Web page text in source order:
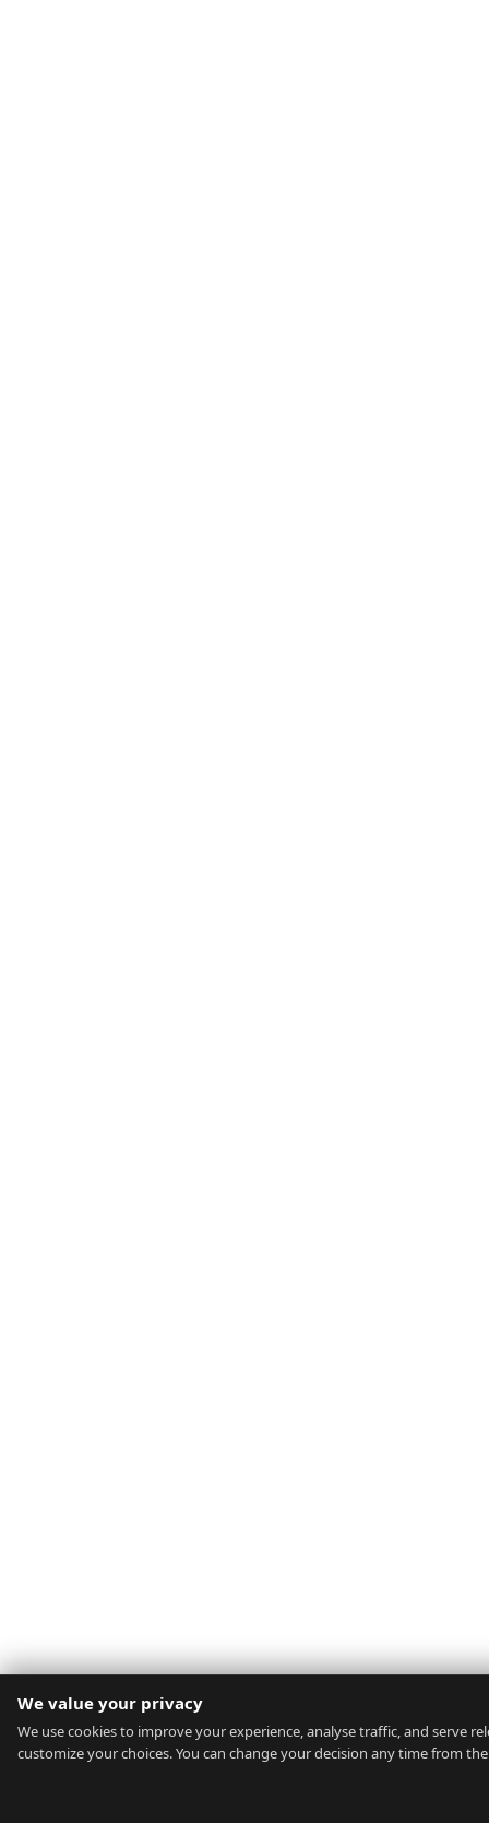
We value your privacy
We use cookies to improve your experience, analyse traffic, and serve
customize your choices. You can change your decision any time from